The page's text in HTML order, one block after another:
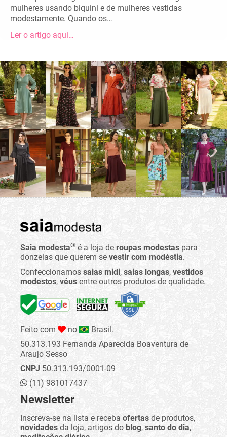
mulheres usando biquini e de mulheres vestidas
modestamente. Quando os…
Ler o artigo aqui…
Saia modesta® é a loja de roupas modestas para
donzelas que querem se vestir com modéstia.
Confeccionamos saias midi, saias longas, vestidos
modestos, véus entre outros produtos de qualidade.
Feito com no
Brasil.
50.313.193 Fernanda Aparecida Boaventura de
Araujo Sesso
CNPJ50.313.193/0001-09
(11) 981017437
Newsletter
Inscreva-se na lista e receba ofertas de produtos,
novidades da loja, artigos do blog, santo do dia,